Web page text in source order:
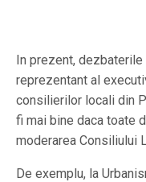
In prezent,
reprezentant al
consilierilor locali din
fi mai bine daca toate
moderarea Consiliului
De exemplu, la